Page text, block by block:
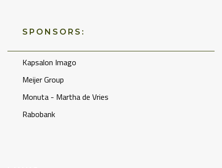
SPONSORS:
Kapsalon Imago
Meijer Group
Monuta - Martha de Vries
Rabobank